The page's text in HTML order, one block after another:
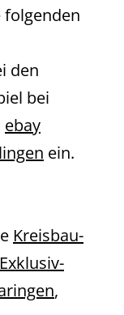
folgenden
den
bei
ebay
ein.
Kreisbau-
Exklusiv-
,